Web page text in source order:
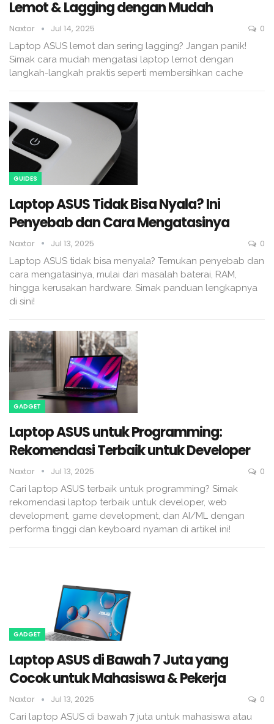
Lemot & Lagging dengan Mudah
Naxtor Jul 14, 2025 0
Laptop ASUS lemot dan sering lagging? Jangan panik!
Simak cara mudah mengatasi laptop lemot dengan
langkah-langkah praktis seperti membersihkan cache
GUIDES
Laptop ASUS Tidak Bisa Nyala? Ini
Penyebab dan Cara Mengatasinya
Naxtor Jul 13, 2025 0
Laptop ASUS tidak bisa menyala? Temukan penyebab dan
cara mengatasinya, mulai dari masalah baterai, RAM,
hingga kerusakan hardware. Simak panduan lengkapnya
di sini!
GADGET
Laptop ASUS untuk Programming:
Rekomendasi Terbaik untuk Developer
Naxtor Jul 13, 2025 0
Cari laptop ASUS terbaik untuk programming? Simak
rekomendasi laptop terbaik untuk developer, web
development, game development, dan AI/ML dengan
performa tinggi dan keyboard nyaman di artikel ini!
GADGET
Laptop ASUS di Bawah 7 Juta yang
Cocok untuk Mahasiswa & Pekerja
Naxtor Jul 13, 2025 0
Cari laptop ASUS di bawah 7 juta untuk mahasiswa atau